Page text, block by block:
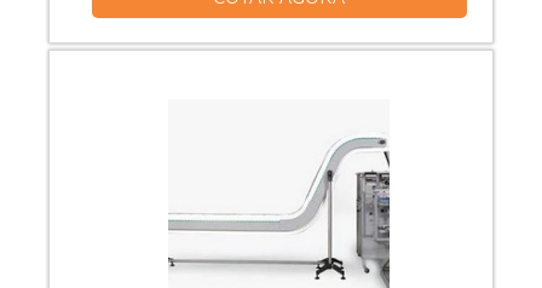
online disponível caso a máquina
embaladoras a vácuo. Possui uma linha
completa de equipamentos para atender
diversos ramos como: restaurantes, casas
de carne, pastifícios, frigoríficos, laticínios
e outros. Tendo a fórmula certa para que